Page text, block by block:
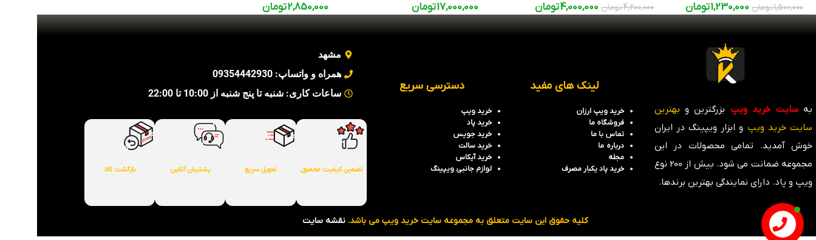
1,500,000تومان 1,230,000تومان 4,200,000تومان 4,000,000تومان 17,000,000تومان 2,850,000تومان
بهسایت خرید ویپ بزرگترین و بهترین
سایت خرید ویپ و ابزار ویپینگ در ایران
خوش آمدید. تمامی محصولات در این
مجموعه ضمانت می شود. بیش از 200 نوع
ویپ و پاد. دارای نمایندگی بهترین برندها.
لینک های مفید
خرید ویپ ارزان
فروشگاه ما
تماس با ما
درباره ما
مجله
خرید پاد یکبار مصرف
دسترسی سریع
خریدویپ
خریدپاد
خرید جویس
خرید سالت
خرید آیکاس
لوازم جانبی ویپینگ
مشهد
همراه و واتساپ: 09354442930
ساعات کاری: شنبه تا پنج شنبه از 10:00 تا 22:00
تضمین کیفیت محصول تحویل سریع پشتیبان آنلاین بازگشت کالا
کلیه حقوق این سایت متعلق به مجموعه سایت خرید ویپ می باشد. نقشه سایت